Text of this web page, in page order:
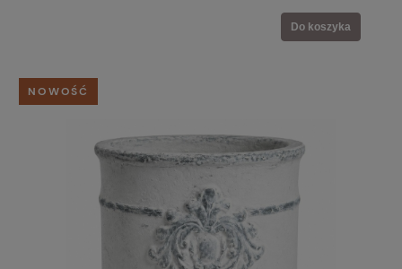
Do koszyka
NOWOŚĆ